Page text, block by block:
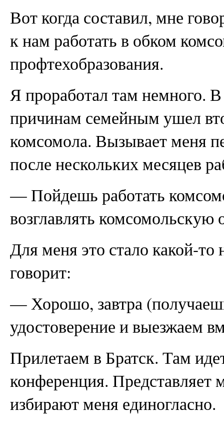
Вот когда составил, мне
к нам работать в обком
профтехобразования.
Я проработал там немного.
причинам семейным ушел
комсомола. Вызывает меня
после нескольких месяцев
— Пойдешь работать
возглавлять комсомольскую
Для меня это стало какой-
говорит:
— Хорошо, завтра
удостоверение и выезжаем
Прилетаем в Братск. Там
конференция. Представляет
избирают меня единогласно.